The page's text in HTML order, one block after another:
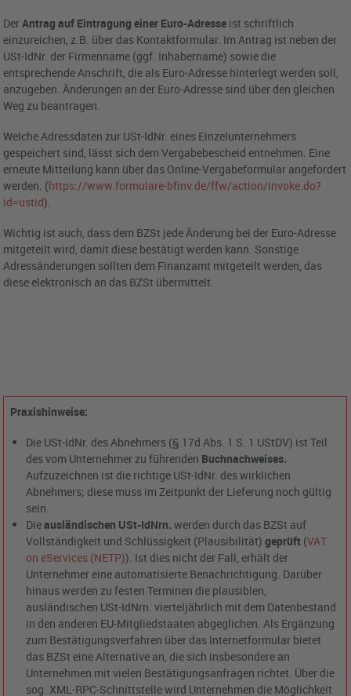
DerAntrag auf Eintragung einer Euro-Adresse ist schriftlich
einzureichen, z.B. über das Kontaktformular. Im Antrag ist neben der
USt-IdNr. der Firmenname (ggf. Inhabername) sowie die
entsprechende Anschrift, die als Euro-Adresse hinterlegt werden soll,
anzugeben. Änderungen an der Euro-Adresse sind über den gleichen
Weg zu beantragen.
Welche Adressdaten zur USt-IdNr. eines Einzelunternehmers
gespeichert sind, lässt sich dem Vergabebescheid entnehmen. Eine
erneute Mitteilung kann über das Online-Vergabeformular angefordert
werden. (https://www.formulare-bfinv.de/ffw/action/invoke.do?
id=ustid).
Wichtig ist auch, dass dem BZSt jede Änderung bei der Euro-Adresse
mitgeteilt wird, damit diese bestätigt werden kann. Sonstige
Adressänderungen sollten dem Finanzamt mitgeteilt werden, das
diese elektronisch an das BZSt übermittelt.
Praxishinweise:
Die USt-IdNr. des Abnehmers (§ 17d Abs. 1 S. 1 UStDV) ist Teil
des vom Unternehmer zu führenden Buchnachweises.
Aufzuzeichnen ist die richtige USt-IdNr. des wirklichen
Abnehmers; diese muss im Zeitpunkt der Lieferung noch gültig
sein.
Dieausländischen USt-IdNrn. werden durch das BZSt auf
Vollständigkeit und Schlüssigkeit (Plausibilität)geprüft (VAT
on eServices (NETP)). Ist dies nicht der Fall, erhält der
Unternehmer eine automatisierte Benachrichtigung. Darüber
hinaus werden zu festen Terminen die plausiblen,
ausländischen USt-IdNrn. vierteljährlich mit dem Datenbestand
in den anderen EU-Mitgliedstaaten abgeglichen. Als Ergänzung
zum Bestätigungsverfahren über das Internetformular bietet
das BZSt eine Alternative an, die sich insbesondere an
Unternehmen mit vielen Bestätigungsanfragen richtet. Über die
sog. XML-RPC-Schnittstelle wird Unternehmen die Möglichkeit